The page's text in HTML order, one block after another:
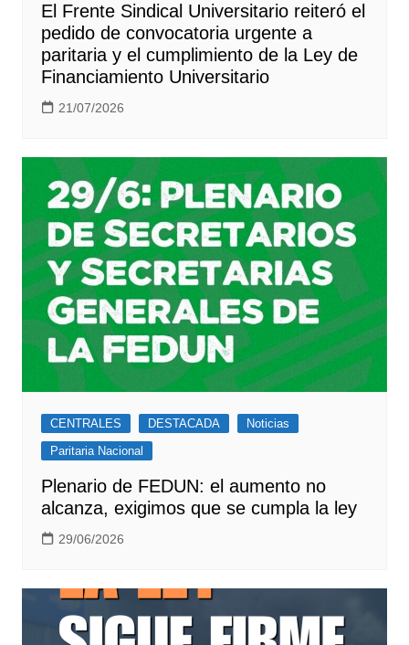
El Frente Sindical Universitario reiteró el
pedido de convocatoria urgente a
paritaria y el cumplimiento de la Ley de
Financiamiento Universitario
21/07/2026
CENTRALES DESTACADA
Noticias
Paritaria Nacional
Plenario de FEDUN: el aumento no
alcanza, exigimos que se cumpla la ley
29/06/2026